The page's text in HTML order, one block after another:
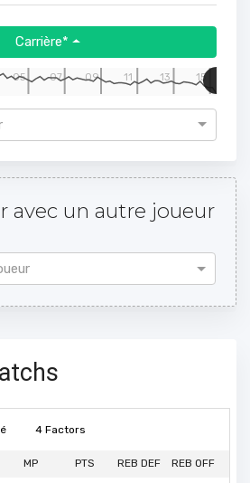
Carrière*
05 07 09 11 13 15
avec un autre joueur
4 Factors
MP PTS REB DEF REB OFF